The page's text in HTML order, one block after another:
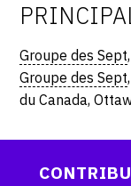
Groupe des Sept
Groupe des Sept
du Canada,